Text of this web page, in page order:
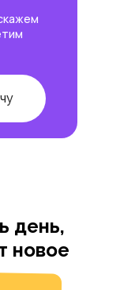
день,
новое